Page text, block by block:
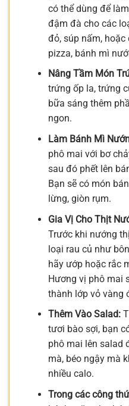
có thể dùng để
đậm đà cho các
đỏ, súp nấm,
pizza, bánh mì
Nâng Tầm Món
trứng ốp la, trứng
bữa sáng thêm
ngon.
Làm Bánh Mì
phô mai với bơ
sau đó phết lên
Bạn sẽ có món
lừng, giòn rụm.
Gia Vị Cho Thịt
Trước khi nướng
loại rau củ như
hãy ướp hoặc rắc
Hương vị phô mai
thành lớp vỏ vàng
Thêm Vào Salad:
tươi bào sợi, bạn
phô mai lên salad
mà, béo ngậy mà
nhiều calo.
Trong các công